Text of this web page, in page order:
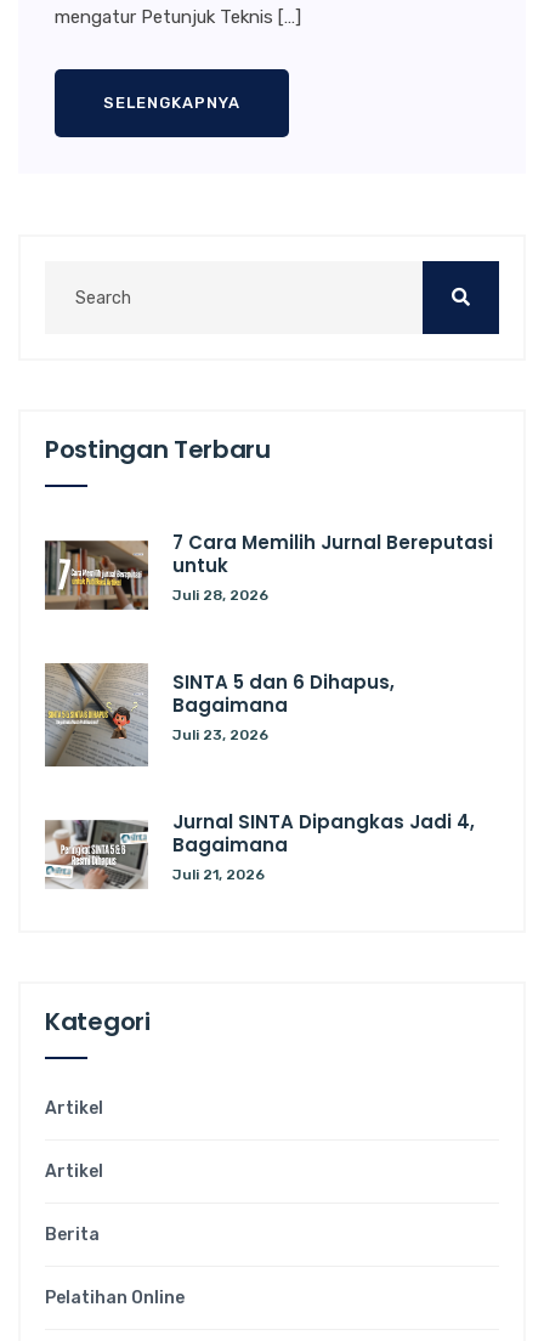
mengatur Petunjuk Teknis […]
SELENGKAPNYA
Postingan Terbaru
7 Cara Memilih Jurnal Bereputasi
untuk
Juli 28, 2026
SINTA 5 dan 6 Dihapus,
Bagaimana
Juli 23, 2026
Jurnal SINTA Dipangkas Jadi 4,
Bagaimana
Juli 21, 2026
Kategori
Artikel
Artikel
Berita
Pelatihan Online